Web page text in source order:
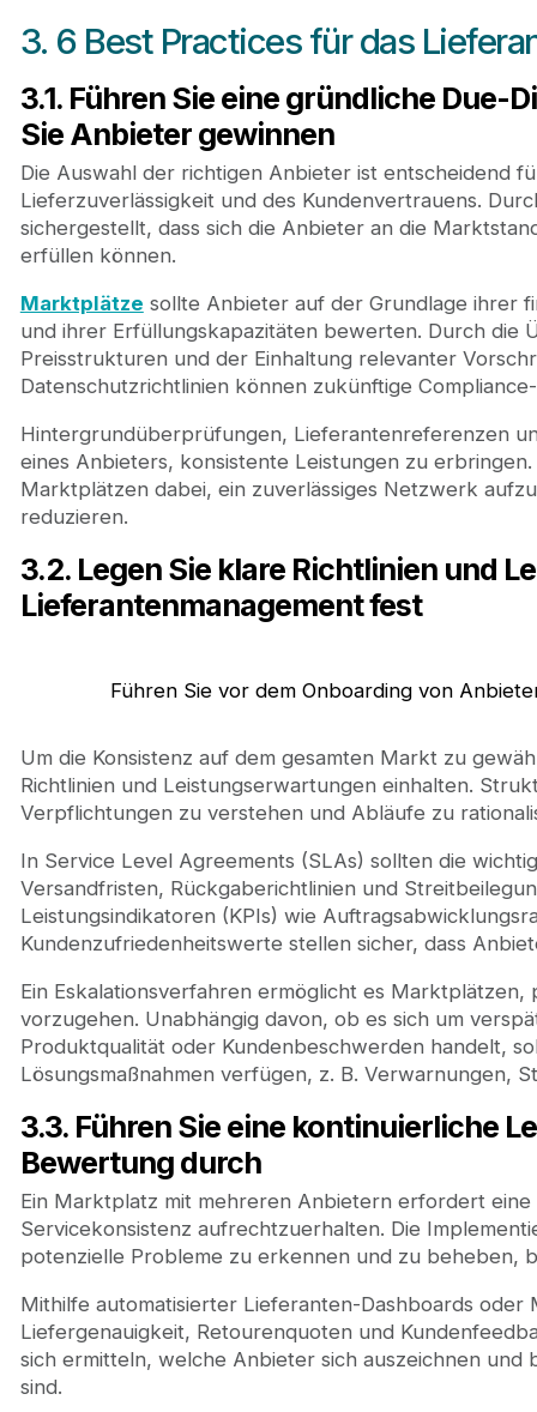
3. 6 Best Practices für das
3.1. Führen Sie eine gründliche
Sie Anbieter gewinnen
Die Auswahl der richtigen Anbieter ist entscheidend
Lieferzuverlässigkeit und des Kundenvertrauens.
sichergestellt, dass sich die Anbieter an die
erfüllen können.
Marktplätze sollte Anbieter auf der Grundlage ihrer
und ihrer Erfüllungskapazitäten bewerten. Durch die
Preisstrukturen und der Einhaltung relevanter
Datenschutzrichtlinien können zukünftige
Hintergrundüberprüfungen, Lieferantenreferenzen
eines Anbieters, konsistente Leistungen zu
Marktplätzen dabei, ein zuverlässiges Netzwerk
reduzieren.
3.2. Legen Sie klare Richtlinien und
Lieferantenmanagement fest
Führen Sie vor dem Onboarding von
Um die Konsistenz auf dem gesamten Markt zu
Richtlinien und Leistungserwartungen einhalten.
Verpflichtungen zu verstehen und Abläufe zu
In Service Level Agreements (SLAs) sollten die
Versandfristen, Rückgaberichtlinien und
Leistungsindikatoren (KPIs) wie
Kundenzufriedenheitswerte stellen sicher, dass
Ein Eskalationsverfahren ermöglicht es
vorzugehen. Unabhängig davon, ob es sich um
Produktqualität oder Kundenbeschwerden handelt,
Lösungsmaßnahmen verfügen, z. B. Verwarnungen,
3.3. Führen Sie eine kontinuierliche
Bewertung durch
Ein Marktplatz mit mehreren Anbietern erfordert
Servicekonsistenz aufrechtzuerhalten. Die
potenzielle Probleme zu erkennen und zu beheben,
Mithilfe automatisierter Lieferanten-Dashboards
Liefergenauigkeit, Retourenquoten und
sich ermitteln, welche Anbieter sich auszeichnen
sind.